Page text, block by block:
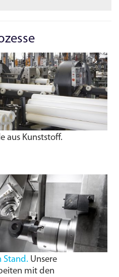
aus Kunststoff.
Stand. Unsere
mit den